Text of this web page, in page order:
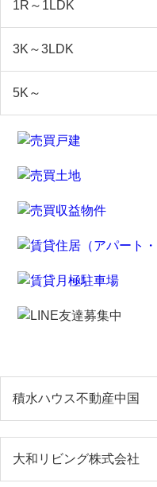
1R～1LDK
3K～3LDK
5K～
積水ハウス不動産中国
大和リビング株式会社